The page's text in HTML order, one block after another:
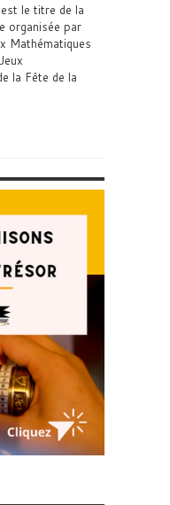
le titre de la
organisée par
Mathématiques
la Fête de la